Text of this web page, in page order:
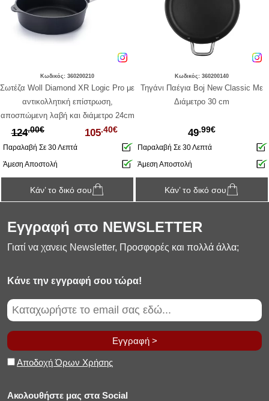
Κωδικός: 360200210
Σωτέζα Woll Diamond XR Logic Pro με
αντικολλητική επίστρωση,
αποσπώμενη λαβή και διάμετρο 24cm
124.00€ 105.40€
Παραλαβή Σε 30 Λεπτά
Άμεση Αποστολή
Κάν’ το δικό σου
Κωδικός: 360200140
Τηγάνι Παέγια Boj New Classic Με
Διάμετρο 30 cm
49.99€
Παραλαβή Σε 30 Λεπτά
Άμεση Αποστολή
Κάν’ το δικό σου
Εγγραφή στο NEWSLETTER
Γιατί να χανεις Newsletter, Προσφορές και πολλά άλλα;
Κάνε την εγγραφή σου τώρα!
Εγγραφή >
Αποδοχή Όρων Χρήσης
Ακολουθήστε μας στα Social